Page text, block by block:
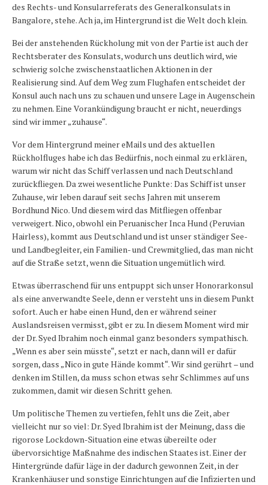
des Rechts- und Konsularreferats des Generalkonsulats in
Bangalore, stehe. Ach ja, im Hintergrund ist die Welt doch klein.
Bei der anstehenden Rückholung mit von der Partie ist auch der
Rechtsberater des Konsulats, wodurch uns deutlich wird, wie
schwierig solche zwischenstaatlichen Aktionen in der
Realisierung sind. Auf dem Weg zum Flughafen entscheidet der
Konsul auch nach uns zu schauen und unsere Lage in Augenschein
zu nehmen. Eine Vorankündigung braucht er nicht, neuerdings
sind wir immer „zuhause“.
Vor dem Hintergrund meiner eMails und des aktuellen
Rückholfluges habe ich das Bedürfnis, noch einmal zu erklären,
warum wir nicht das Schiff verlassen und nach Deutschland
zurückfliegen. Da zwei wesentliche Punkte: Das Schiff ist unser
Zuhause, wir leben darauf seit sechs Jahren mit unserem
Bordhund Nico. Und diesem wird das Mitfliegen offenbar
verweigert. Nico, obwohl ein Peruanischer Inca Hund (Peruvian
Hairless), kommt aus Deutschland und ist unser ständiger See-
und Landbegleiter, ein Familien- und Crewmitglied, das man nicht
auf die Straße setzt, wenn die Situation ungemütlich wird.
Etwas überraschend für uns entpuppt sich unser Honorarkonsul
als eine anverwandte Seele, denn er versteht uns in diesem Punkt
sofort. Auch er habe einen Hund, den er während seiner
Auslandsreisen vermisst, gibt er zu. In diesem Moment wird mir
der Dr. Syed Ibrahim noch einmal ganz besonders sympathisch.
„Wenn es aber sein müsste“, setzt er nach, dann will er dafür
sorgen, dass „Nico in gute Hände kommt“. Wir sind gerührt – und
denken im Stillen, da muss schon etwas sehr Schlimmes auf uns
zukommen, damit wir diesen Schritt gehen.
Um politische Themen zu vertiefen, fehlt uns die Zeit, aber
vielleicht nur so viel: Dr. Syed Ibrahim ist der Meinung, dass die
rigorose Lockdown-Situation eine etwas übereilte oder
übervorsichtige Maßnahme des indischen Staates ist. Einer der
Hintergründe dafür läge in der dadurch gewonnen Zeit, in der
Krankenhäuser und sonstige Einrichtungen auf die Infizierten und